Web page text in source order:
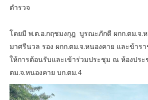
ตำรวจ
โดยมี พ.ต.อ.กฤชมงกุฎ บูรณะภักดี ผกก.ตม.จ.
มาศรีนวล รอง ผกก.ตม.จ.หนองคาย และข้าร
ให้การต้อนรับและเข้าร่วมประชุม ณ ห้องปร
ตม.จ.หนองคาย บก.ตม.4